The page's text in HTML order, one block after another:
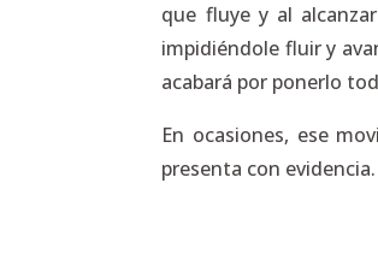
que fluye y al
impidiéndole fluir y
acabará por ponerlo
En ocasiones, ese
presenta con